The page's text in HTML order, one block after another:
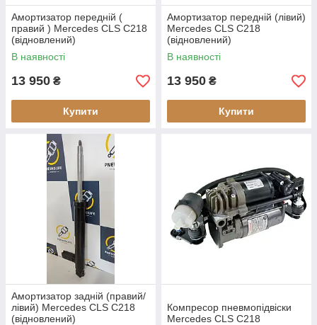
Амортизатор передній (
правий ) Mercedes CLS C218
(відновлений)
В наявності
13 950 ₴
Купити
Амортизатор передній (лівий)
Mercedes CLS C218
(відновлений)
В наявності
13 950 ₴
Купити
Амортизатор задній (правий/
лівий) Mercedes CLS C218
(відновлений)
Компресор пневмопідвіски
Mercedes CLS C218